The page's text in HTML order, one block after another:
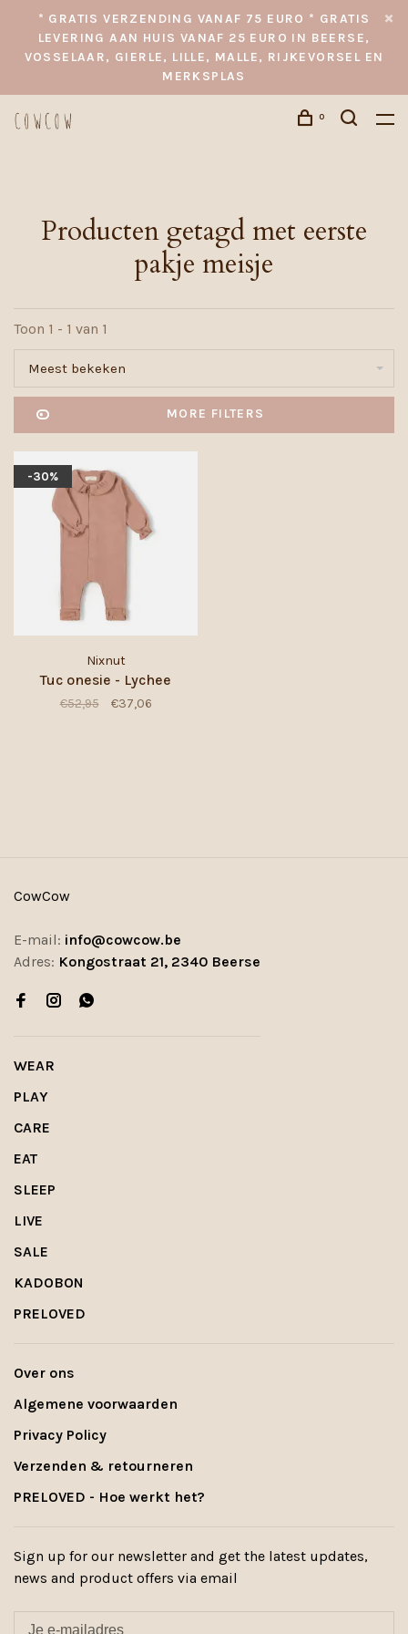
* GRATIS VERZENDING VANAF 75 EURO * GRATIS
LEVERING AAN HUIS VANAF 25 EURO IN BEERSE,
VOSSELAAR, GIERLE, LILLE, MALLE, RIJKEVORSEL EN
MERKSPLAS
0
Producten getagd met eerste
pakje meisje
Toon 1 - 1 van 1
Meest bekeken
MORE FILTERS
-30%
Nixnut
Tuc onesie - Lychee
€52,95 €37,06
CowCow
E-mail: info@cowcow.be
Adres: Kongostraat 21, 2340 Beerse
WEAR
PLAY
CARE
EAT
SLEEP
LIVE
SALE
KADOBON
PRELOVED
Over ons
Algemene voorwaarden
Privacy Policy
Verzenden & retourneren
PRELOVED - Hoe werkt het?
Sign up for our newsletter and get the latest updates,
news and product offers via email